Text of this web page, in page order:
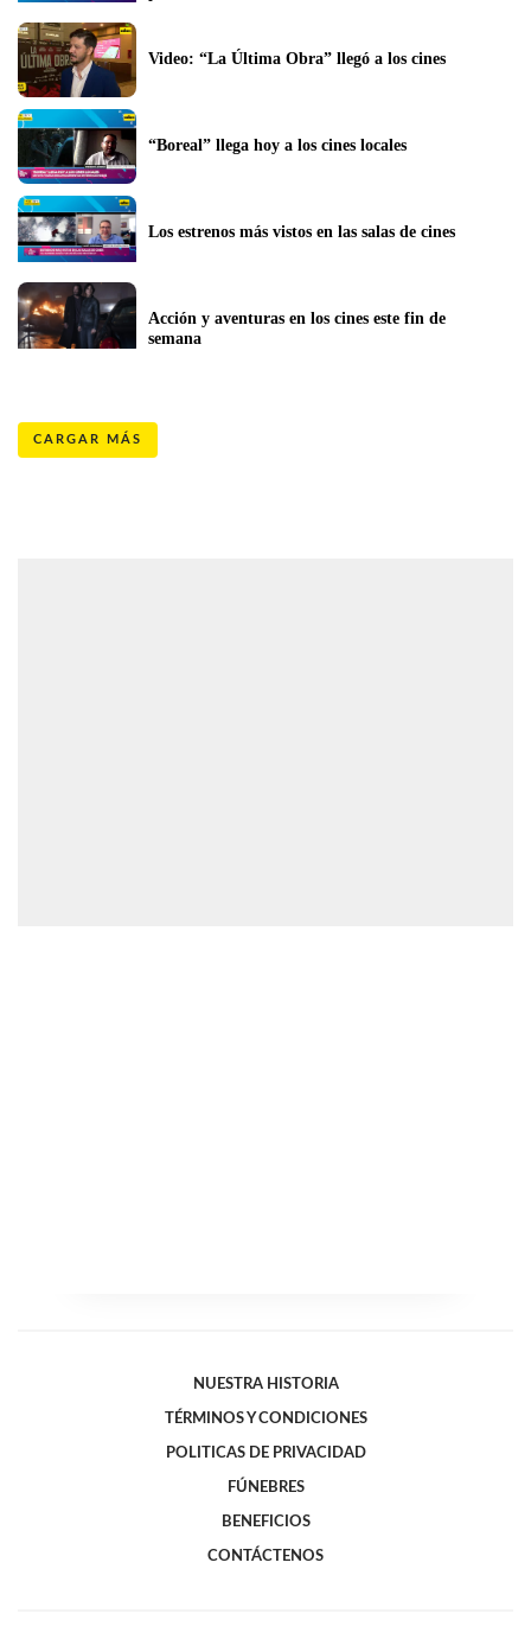
Video: “La Última Obra” llegó a los cines
“Boreal” llega hoy a los cines locales
Los estrenos más vistos en las salas de cines
Acción y aventuras en los cines este fin de
semana
CARGAR MÁS
NUESTRA HISTORIA
TÉRMINOS Y CONDICIONES
POLITICAS DE PRIVACIDAD
FÚNEBRES
BENEFICIOS
CONTÁCTENOS